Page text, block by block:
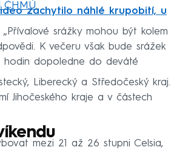
ČHMÚ.
zachytilo náhlé krupobití, u
srážky mohou být kolem
K večeru však bude srážek
hodin dopoledne do deváté
Liberecký a Středočeský kraj.
Jihočeského kraje a v částech
mezi 21 až 26 stupni Celsia,